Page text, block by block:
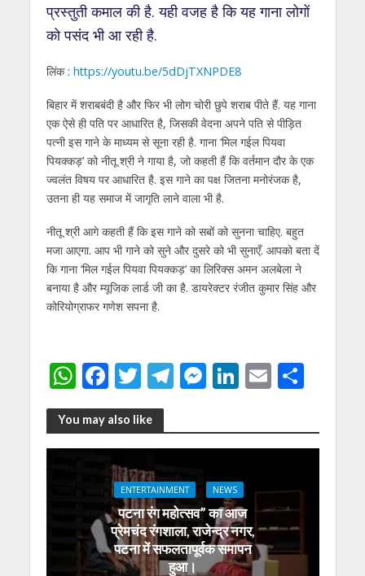
प्रस्तुती कमाल की है. यही वजह है कि यह गाना लोगों
को पसंद भी आ रही है.
लिंक : https://youtu.be/5dDjTXNPDE8
बिहार में शराबबंदी है और फिर भी लोग चोरी छुपे शराब पीते हैं. यह गाना
एक ऐसे ही पति पर आधारित है, जिसकी वेदना अपने पति से पीड़ित
पत्नी इस गाने के माध्यम से सूना रही है. गाना ‘मिल गईल पियवा
पियक्कड़’ को नीतू श्री ने गाया है, जो कहती हैं कि वर्तमान दौर के एक
ज्वलंत विषय पर आधारित है. इस गाने का पक्ष जितना मनोरंजक है,
उतना ही यह समाज में जागृति लाने वाला भी है.
नीतू श्री आगे कहती हैं कि इस गाने को सबों को सुनना चाहिए. बहुत
मजा आएगा. आप भी गाने को सुने और दुसरे को भी सुनाएँ. आपको बता दें
कि गाना ‘मिल गईल पियवा पियक्कड़’ का लिरिक्स अमन अलबेला ने
बनाया है और म्यूजिक लार्ड जी का है. डायरेक्टर रंजीत कुमार सिंह और
कोरियोग्राफर गणेश सपना है.
W
h
at
s
p
F
ac
e
b
o
o
k
T
w
itt
er
T
e
gr
a
m
M
ss
e
n
g
er
Li
k
e
dI
n
E
ai
l
S
ar
e
You may also like
ENTERTAINMENT NEWS
पटना रंग महोत्सव” का आज
प्रेमचंद रंगशाला, राजेन्द्र नगर,
पटना में सफलतापूर्वक समापन
हुआ।